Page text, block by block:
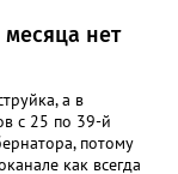
нет
а в
с 25 по 39-й
потому
как всегда